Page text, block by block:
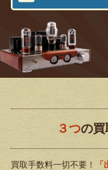
３つの買
買取手数料一切不要！